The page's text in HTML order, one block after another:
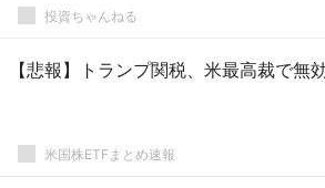
投資ちゃんねる
【悲報】トランプ関税、米最高裁で無
米国株ETFまとめ速報